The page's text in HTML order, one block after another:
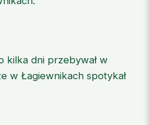
kilka dni przebywał w
w Łagiewnikach spotykał